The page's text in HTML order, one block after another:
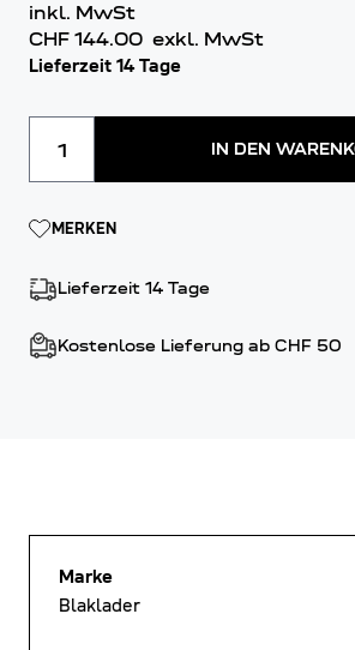
inkl. MwSt
CHF 144.00 exkl. MwSt
Lieferzeit 14 Tage
IN DEN
MERKEN
Lieferzeit 14 Tage
Kostenlose Lieferung ab CHF 50
Marke
Blaklader